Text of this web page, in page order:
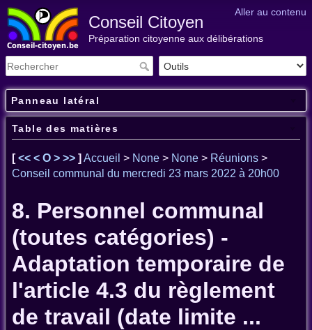
Aller au contenu
Conseil Citoyen
Préparation citoyenne aux délibérations
Panneau latéral
Table des matières
[<< < O > >> ] Accueil > None > None > Réunions >
Conseil communal du mercredi 23 mars 2022 à 20h00
8. Personnel communal
(toutes catégories) -
Adaptation temporaire de
l'article 4.3 du règlement
de travail (date limite ...